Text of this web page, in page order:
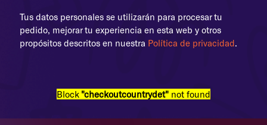
Tus datos personales se utilizarán para procesar tu
pedido, mejorar tu experiencia en esta web y otros
propósitos descritos en nuestra Política de privacidad.
Block "checkoutcountrydet" not found